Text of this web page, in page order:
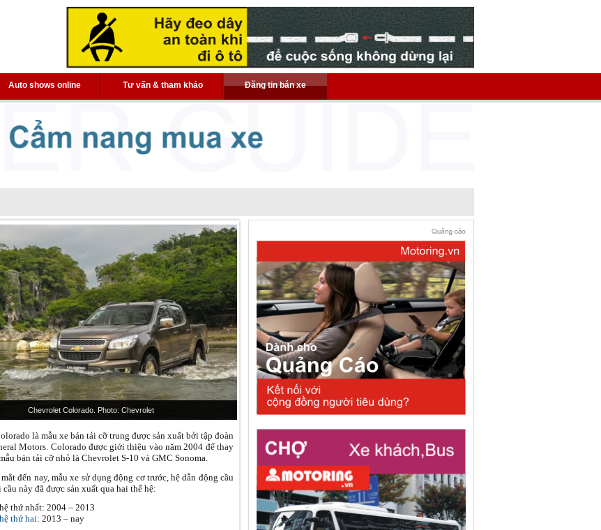
Auto shows online Tư vấn & tham khảo Đăng tin bán xe
Chevrolet Colorado. Photo: Chevrolet
là mẫu xe bán tải cỡ trung được sản xuất bởi tập đoàn
Motors. Colorado được giới thiệu vào năm 2004 để thay
bán tải cỡ nhỏ là Chevrolet S-10 và GMC Sonoma.
đến nay, mẫu xe sử dụng động cơ trước, hệ dẫn động cầu
cầu này đã được sản xuất qua hai thế hệ:
thứ nhất: 2004 – 2013
thứ hai: 2013 – nay